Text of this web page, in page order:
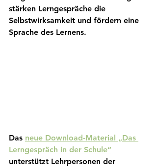
stärken Lerngespräche die
Selbstwirksamkeit und fördern eine
Sprache des Lernens.
Das neue Download-Material „Das
Lerngespräch in der Schule“
unterstützt Lehrpersonen der